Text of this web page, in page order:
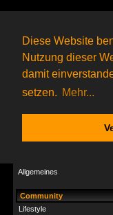
Diese Website
Nutzung dieser
damit
setzen. Mehr...
Das
44 Gagolganeronline(0
Gagolganer:
9732Rätsel
Allgemeines
Community
Lifestyle